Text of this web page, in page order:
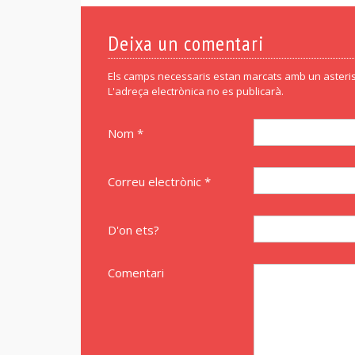
Deixa un comentari
Els camps necessaris estan marcats amb un
L'adreça electrònica no es publicarà.
Nom *
Correu electrònic *
D'on ets?
Comentari